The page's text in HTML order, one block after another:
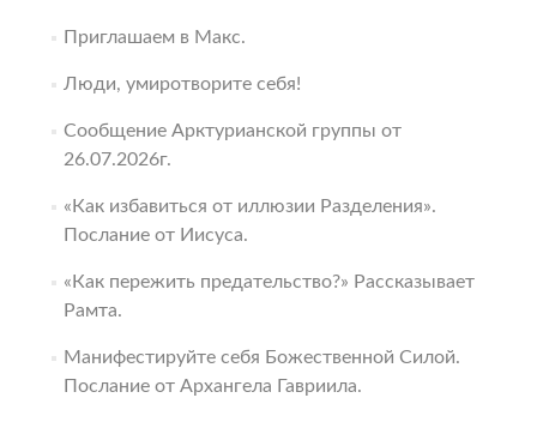
Приглашаем в Макс.
Люди, умиротворите себя!
Сообщение Арктурианской группы от
26.07.2026г.
«Как избавиться от иллюзии Разделения».
Послание от Иисуса.
«Как пережить предательство?» Рассказывает
Рамта.
Манифестируйте себя Божественной Силой.
Послание от Архангела Гавриила.